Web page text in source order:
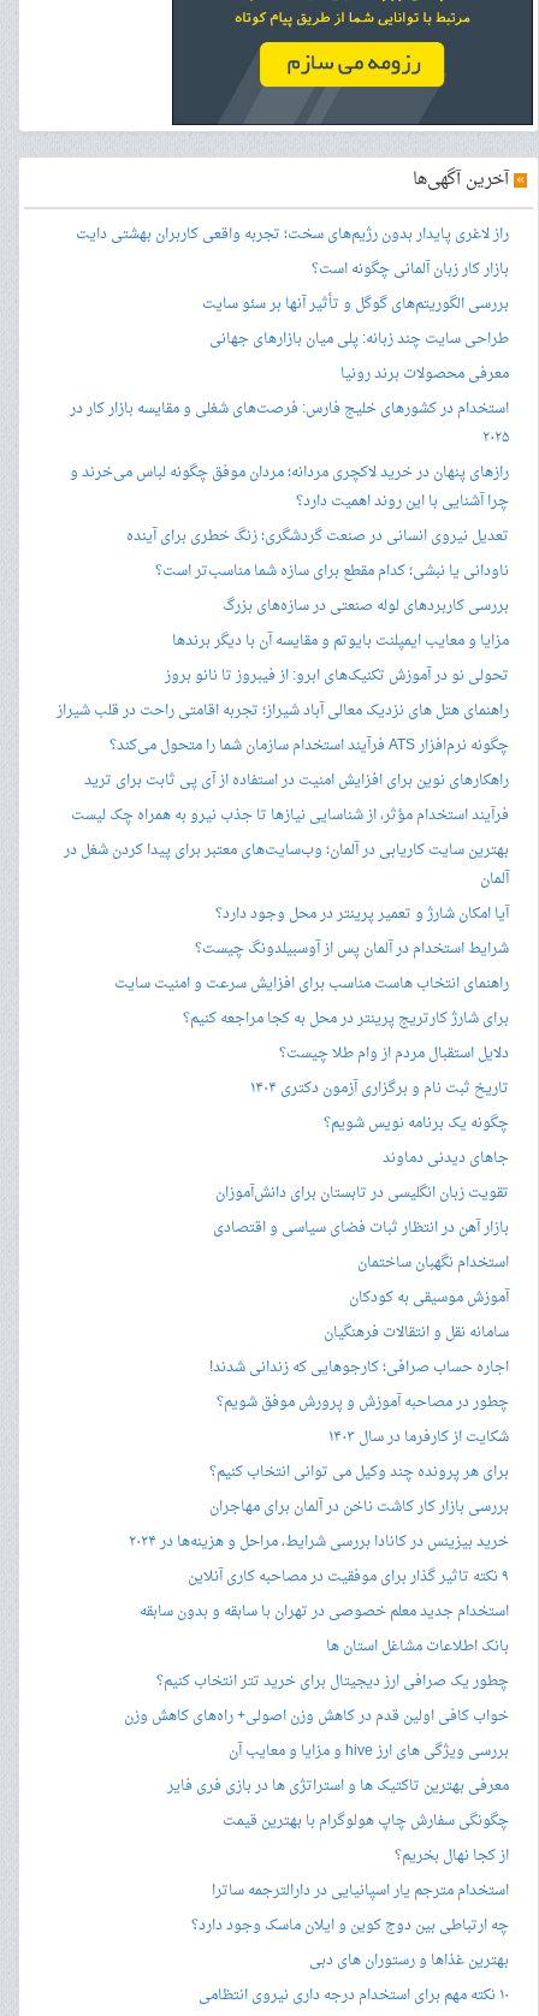
»آخرین آگهی‌ها
راز لاغری پایدار بدون رژیم‌های سخت؛ تجربه واقعی کاربران بهشتی دایت
بازار کار زبان آلمانی چگونه است؟
بررسی الگوریتم‌های گوگل و تأثیر آنها بر سئو سایت
طراحی سایت چند زبانه: پلی میان بازارهای جهانی
معرفی محصولات برند رونیا
استخدام در کشورهای خلیج فارس: فرصت‌های شغلی و مقایسه بازار کار در
۲۰۲۵
رازهای پنهان در خرید لاکچری مردانه؛ مردان موفق چگونه لباس می‌خرند و
چرا آشنایی با این روند اهمیت دارد؟
تعدیل نیروی انسانی در صنعت گردشگری؛ زنگ خطری برای آینده
ناودانی یا نبشی؛ کدام مقطع برای سازه شما مناسب‌تر است؟
بررسی کاربردهای لوله صنعتی در سازه‌های بزرگ
مزایا و معایب ایمپلنت بایوتم و مقایسه آن با دیگر برندها
تحولی نو در آموزش تکنیک‌های ابرو: از فیبروز تا نانو بروز
راهنمای هتل های نزدیک معالی آباد شیراز؛ تجربه اقامتی راحت در قلب شیراز
چگونه نرم‌افزار ATS فرآیند استخدام سازمان شما را متحول می‌کند؟
راهکارهای نوین برای افزایش امنیت در استفاده از آی پی ثابت برای ترید
فرآیند استخدام مؤثر، از شناسایی نیازها تا جذب نیرو به همراه چک لیست
بهترین سایت کاریابی در آلمان؛ وب‌سایت‌های معتبر برای پیدا کردن شغل در
آلمان
آیا امکان شارژ و تعمیر پرینتر در محل وجود دارد؟
شرایط استخدام در آلمان پس از آوسبیلدونگ چیست؟
راهنمای انتخاب هاست مناسب برای افزایش سرعت و امنیت سایت
برای شارژ کارتریج پرینتر در محل به کجا مراجعه کنیم؟
دلایل استقبال مردم از وام طلا چیست؟
تاریخ ثبت نام و برگزاری آزمون دکتری ۱۴۰۴
چگونه یک برنامه نویس شویم؟
جاهای دیدنی دماوند
تقویت زبان انگلیسی در تابستان برای دانش‌آموزان
بازار آهن در انتظار ثبات فضای سیاسی و اقتصادی
استخدام نگهبان ساختمان
آموزش موسیقی به کودکان
سامانه نقل و انتقالات فرهنگیان
اجاره حساب صرافی؛ کارجوهایی که زندانی شدند!
چطور در مصاحبه‌ آموزش و پرورش موفق شویم؟
شکایت از کارفرما در سال ۱۴۰۳
برای هر پرونده چند وکیل می توانی انتخاب کنیم؟
بررسی بازار کار کاشت ناخن در آلمان برای مهاجران
خرید بیزینس در کانادا بررسی شرایط، مراحل و هزینه‌ها در ۲۰۲۴
۹ نکته تاثیر گذار برای موفقیت در مصاحبه کاری آنلاین
استخدام جدید معلم خصوصی در تهران با سابقه و بدون سابقه
بانک اطلاعات مشاغل استان ها
چطور یک صرافی ارز دیجیتال برای خرید تتر انتخاب کنیم؟
خواب کافی اولین قدم در کاهش وزن اصولی+ راه‌های کاهش وزن
بررسی ویژگی های ارز hive و مزایا و معایب آن
معرفی بهترین تاکتیک ها و استراتژی ها در بازی فری فایر
چگونگی سفارش چاپ هولوگرام با بهترین قیمت
از کجا نهال بخریم؟
استخدام مترجم یار اسپانیایی در دارالترجمه ساترا
چه ارتباطی بین دوج کوین و ایلان ماسک وجود دارد؟
بهترین غذاها و رستوران های دبی
۱۰ نکته مهم برای استخدام درجه داری نیروی انتظامی